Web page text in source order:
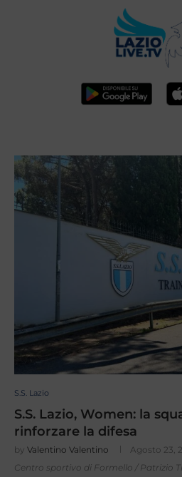
S.S. Lazio
S.S. Lazio, Women: la
rinforzare la difesa
by Valentino Valentino Agosto 23,
Centro sportivo di Formello / Patrizio